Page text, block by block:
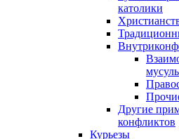
католики
Другие
конфликтов
Курьезы